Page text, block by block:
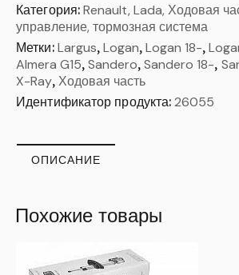
Категория:Renault, Lada, Ходовая
управление, тормозная система
Метки: Largus, Logan,Logan 18-,
Almera G15,Sandero,Sandero 18-,
X-Ray, Ходовая часть
Идентификатор продукта:26055
ОПИСАНИЕ
Похожие товары